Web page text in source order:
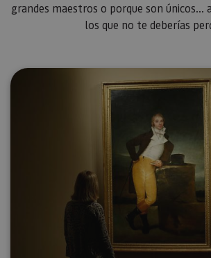
grandes maestros o porque son únicos...
los que no te deberías